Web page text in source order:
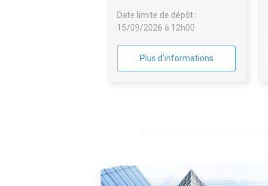
Date limite de dépôt :
15/09/2026 à 12h00
Plus d'informations